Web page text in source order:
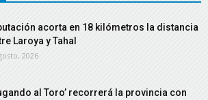
acorta en 18 kilómetros la distancia
Laroya y Tahal
2026
al Toro’ recorrerá la provincia con